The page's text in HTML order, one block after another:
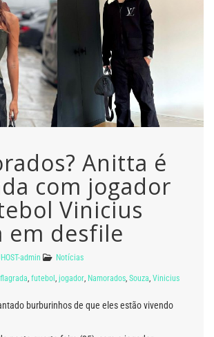
Anitta é
com jogador
Vinicius
em desfile
admin Notícias
flagrada futebol jogador Namorados Souza Vinicius
burburinhos de que eles estão vivendo